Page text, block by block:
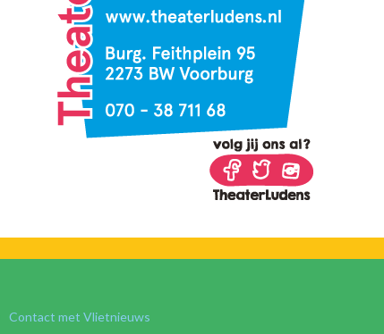
Contact met Vlietnieuws